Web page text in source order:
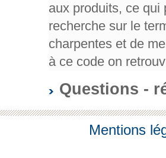
aux produits, ce qui
recherche sur le
charpentes et de
à ce code on
Questions -
Mentions